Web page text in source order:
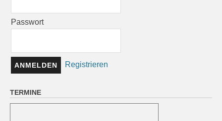
Passwort
Registrieren
TERMINE